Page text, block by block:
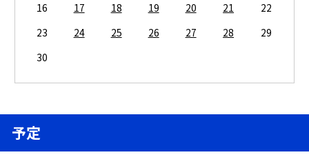
16
17 18 19 20 21
22
23
24 25 26 27 28
29
30
予定